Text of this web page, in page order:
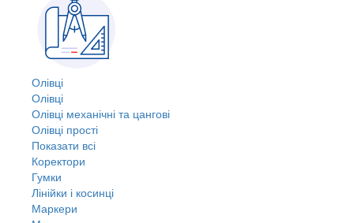
Олівці
Олівці
Олівці механічні та цангові
Олівці прості
Показати всі
Коректори
Гумки
Лінійки і косинці
Маркери